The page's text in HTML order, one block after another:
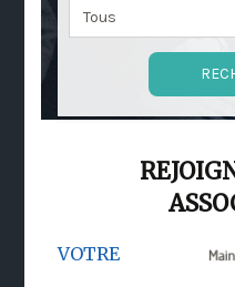
VOTRE